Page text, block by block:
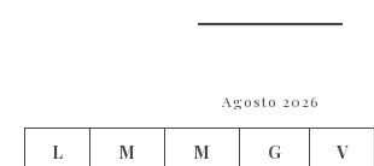
Agosto 2026
L M M G V